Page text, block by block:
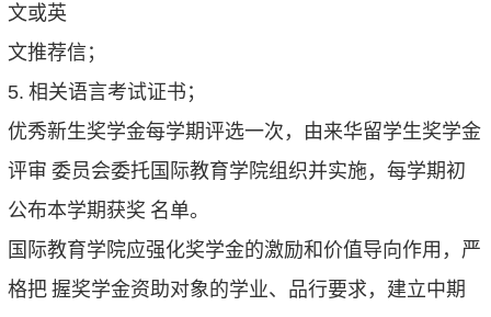
文或英
文推荐信；
5. 相关语言考试证书；
优秀新生奖学金每学期评选一次，由来华留学生奖学金
评审 委员会委托国际教育学院组织并实施，每学期初
公布本学期获奖 名单。
国际教育学院应强化奖学金的激励和价值导向作用，严
格把 握奖学金资助对象的学业、品行要求，建立中期